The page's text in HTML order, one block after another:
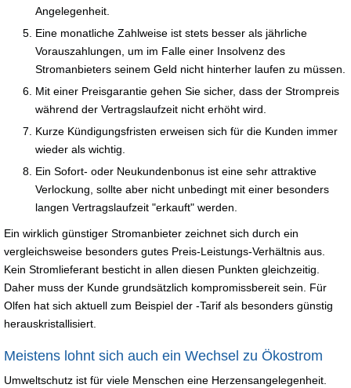
Angelegenheit.
Eine monatliche Zahlweise ist stets besser als jährliche
Vorauszahlungen, um im Falle einer Insolvenz des
Stromanbieters seinem Geld nicht hinterher laufen zu müssen.
Mit einer Preisgarantie gehen Sie sicher, dass der Strompreis
während der Vertragslaufzeit nicht erhöht wird.
Kurze Kündigungsfristen erweisen sich für die Kunden immer
wieder als wichtig.
Ein Sofort- oder Neukundenbonus ist eine sehr attraktive
Verlockung, sollte aber nicht unbedingt mit einer besonders
langen Vertragslaufzeit "erkauft" werden.
Ein wirklich günstiger Stromanbieter zeichnet sich durch ein
vergleichsweise besonders gutes Preis-Leistungs-Verhältnis aus.
Kein Stromlieferant besticht in allen diesen Punkten gleichzeitig.
Daher muss der Kunde grundsätzlich kompromissbereit sein. Für
Olfen hat sich aktuell zum Beispiel der -Tarif als besonders günstig
herauskristallisiert.
Meistens lohnt sich auch ein Wechsel zu Ökostrom
Umweltschutz ist für viele Menschen eine Herzensangelegenheit.